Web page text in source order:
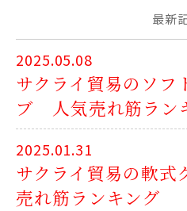
最新
2025.05.08
サクライ貿易のソフ
ブ 人気売れ筋ラン
2025.01.31
サクライ貿易の軟
売れ筋ランキング